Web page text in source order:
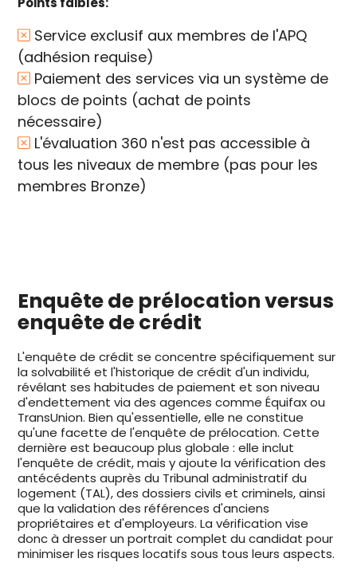
Service exclusif aux membres de l'APQ
(adhésion requise)
Paiement des services via un système de
blocs de points (achat de points
nécessaire)
L'évaluation 360 n'est pas accessible à
tous les niveaux de membre (pas pour les
membres Bronze)
Enquête de prélocation versus
enquête de crédit
L'enquête de crédit se concentre spécifiquement sur
la solvabilité et l'historique de crédit d'un individu,
révélant ses habitudes de paiement et son niveau
d'endettement via des agences comme Équifax ou
TransUnion. Bien qu'essentielle, elle ne constitue
qu'une facette de l'enquête de prélocation. Cette
dernière est beaucoup plus globale : elle inclut
l'enquête de crédit, mais y ajoute la vérification des
antécédents auprès du Tribunal administratif du
logement (TAL), des dossiers civils et criminels, ainsi
que la validation des références d'anciens
propriétaires et d'employeurs. La vérification vise
donc à dresser un portrait complet du candidat pour
minimiser les risques locatifs sous tous leurs aspects.